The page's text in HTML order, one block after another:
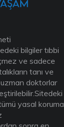
bilgiler tıbbi
ve sadece
tanı ve
doktorlar
yasal koruma